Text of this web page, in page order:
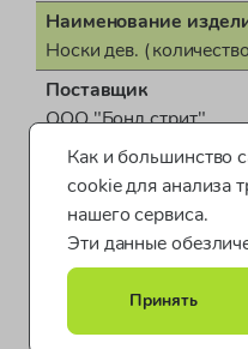
Наименование
Носки дев.
Поставщик
ООО "Бонд стрит"
Пол
для девочки
Страна производства
КНР (Китайская
Документ о
СЕАЭС KG 417/
Показать все
Носки для девочек
Белье для девочек
Как и большинство
cookie для анализа
нашего сервиса.
Эти данные
Принять